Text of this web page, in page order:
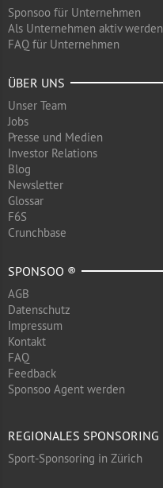
Sponsoo für Unternehmen
Als Unternehmen aktiv werden
FAQ für Unternehmen
ÜBER UNS
Unser Team
Jobs
Presse und Medien
Investor Relations
Blog
Newsletter
Glossar
F6S
Crunchbase
SPONSOO ®
AGB
Datenschutz
Impressum
Kontakt
FAQ
Feedback
Sponsoo Agent werden
REGIONALES SPONSORING
Sport-Sponsoring in Zürich